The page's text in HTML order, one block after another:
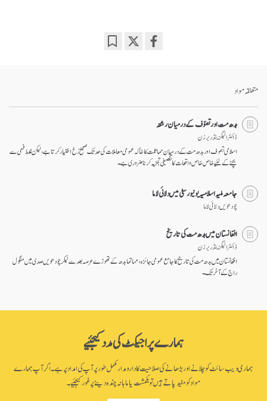
متعلقہ مواد
بدھ مت اور تصوّف کے درمیان رشتہ
ڈاکٹر الیگزینڈر برزن
اسلامی تصوف اور بدھ مت کے درمیان مماثلت کا خاکہ عمومی معاملات کی حد تک صحیح رُخ اختیار کرتا ہے، لیکن غلط فہمی سے
بچنے کے لئیے خاص خاص واقعات کا تفصیلی تجزیہ کرنا ضروری ہے۔
جامعہ ملیہ اسلامیہ یونیورسٹی میں دلائی لاما
چودھویں دلائی لاما
افغانستان میں بدھ مت کی تاریخ
ڈاکٹر الیگزینڈر برزن
افغانستان میں بدھ مت کی تاریخ کا جامع عمومی جائزہ ، مہاتما بدھ کے تھوڑے عرصہ بعد سے لیکر چودھویں صدی میں منگول
راج کے آخر تک۔
ہمارے پراجیکٹ کی مدد کیجئیے
ہماری ویب سائٹ کو چلانے اور بڑھانے کی صلاحیت کا دارومدار مکمل طور پر آپ کی امداد پر ہے۔ اگر آپ ہمارے
مواد کو مفید پاتے ہیں تو یکمشت یا ماہانہ چندہ دینے پر غور کیجئیے۔